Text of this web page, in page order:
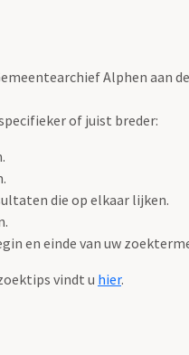
Alphen aan
of juist breder:
die op elkaar lijken.
en einde van uw
vindt u hier.